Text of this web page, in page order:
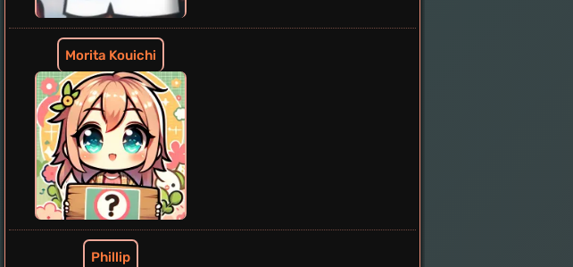
Morita Kouichi
Phillip